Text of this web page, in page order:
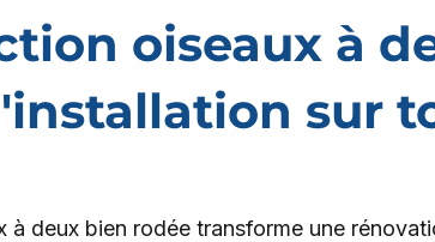
oiseaux à
sur
à deux bien rodée transforme une